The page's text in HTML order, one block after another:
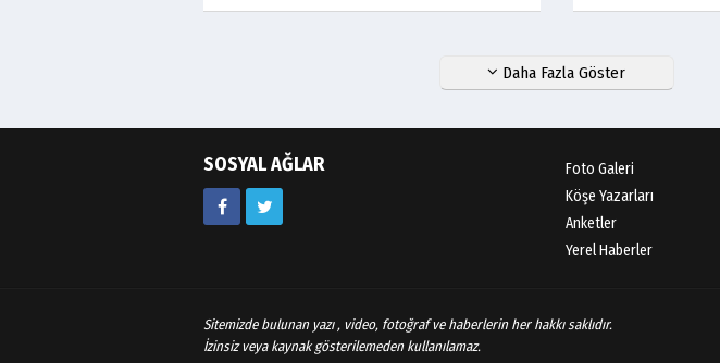
Daha Fazla Göster
SOSYAL AĞLAR Foto Galeri
Köşe Yazarları
Anketler
Yerel Haberler
Sitemizde bulunan yazı , video, fotoğraf ve haberlerin her hakkı saklıdır.
İzinsiz veya kaynak gösterilemeden kullanılamaz.